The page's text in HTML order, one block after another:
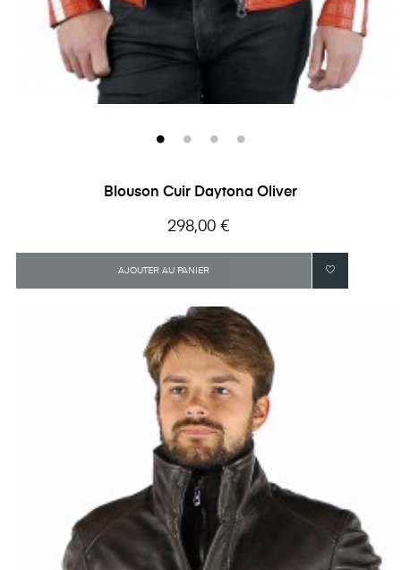
Blouson Cuir Daytona Oliver
Prix
298,00 €
AJOUTER AU PANIER